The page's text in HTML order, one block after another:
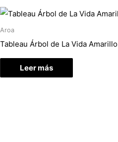
Aroa
Tableau Árbol de La Vida Amarillo
Leer más